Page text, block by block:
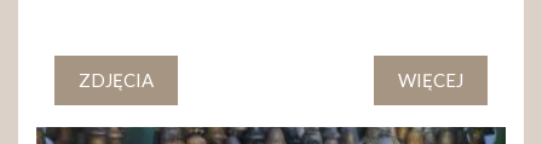
WIĘCEJ
ZDJĘCIA